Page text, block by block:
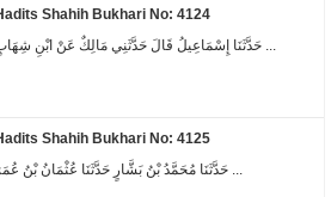
Shahih Bukhari No: 4124
حَدَّثَنَا إِسْمَاعِيلُ قَالَ حَدَّثَنِي مَالِكٌ عَنْ ابْنِ شِهَابٍ ...
Shahih Bukhari No: 4125
حَدَّثَنَا مُحَمَّدُ بْنُ بَشَّارٍ حَدَّثَنَا عُثْمَانُ بْنُ عُمَرَ ...